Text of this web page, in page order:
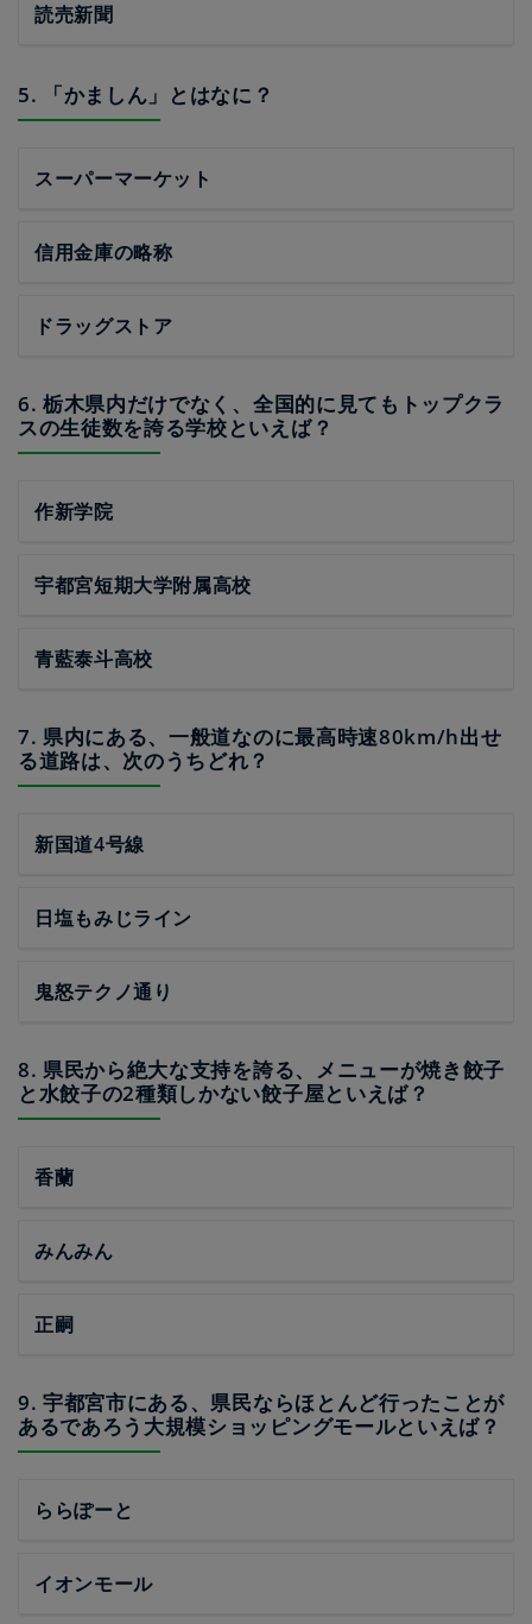
読売新聞
5. 「かましん」とはなに？
スーパーマーケット
信用金庫の略称
ドラッグストア
6. 栃木県内だけでなく、全国的に見てもトップクラ
スの生徒数を誇る学校といえば？
作新学院
宇都宮短期大学附属高校
青藍泰斗高校
7. 県内にある、一般道なのに最高時速80km/h出せ
る道路は、次のうちどれ？
新国道4号線
日塩もみじライン
鬼怒テクノ通り
8. 県民から絶大な支持を誇る、メニューが焼き餃子
と水餃子の2種類しかない餃子屋といえば？
香蘭
みんみん
正嗣
9. 宇都宮市にある、県民ならほとんど行ったことが
あるであろう大規模ショッピングモールといえば？
ららぽーと
イオンモール